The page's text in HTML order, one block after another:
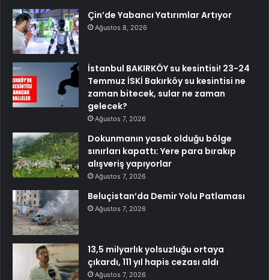
Çin’de Yabancı Yatırımlar Artıyor
Ağustos 8, 2026
İstanbul BAKIRKÖY su kesintisi! 23-24
Temmuz İSKİ Bakırköy su kesintisi ne
zaman bitecek, sular ne zaman
gelecek?
Ağustos 7, 2026
Dokunmanın yasak olduğu bölge
sınırları kapattı: Yere para bırakıp
alışveriş yapıyorlar
Ağustos 7, 2026
Beluçistan’da Demir Yolu Patlaması
Ağustos 7, 2026
13,5 milyarlık yolsuzluğu ortaya
çıkardı, 111 yıl hapis cezası aldı
Ağustos 7, 2026